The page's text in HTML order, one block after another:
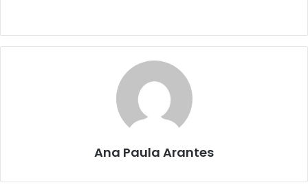
Ana Paula Arantes